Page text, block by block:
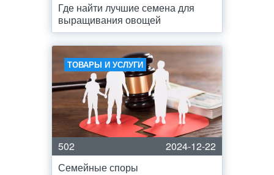
Где найти лучшие семена для
выращивания овощей
ТОВАРЫ И УСЛУГИ
502
2024-12-22
Семейные споры